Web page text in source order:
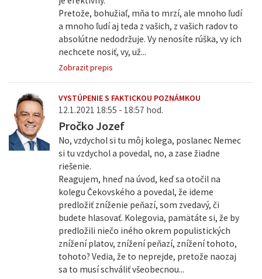
Pretože, bohužiaľ, mňa to mrzí, ale mnoho ľudí
a mnoho ľudí aj teda z vašich, z vašich radov to
absolútne nedodržuje. Vy nenosíte rúška, vy ich
nechcete nosiť, vy, už...
Zobrazit prepis
VYSTÚPENIE S FAKTICKOU POZNÁMKOU
12.1.2021 18:55 - 18:57 hod.
Pročko Jozef
No, vzdychol si tu môj kolega, poslanec Nemec
si tu vzdychol a povedal, no, a zase žiadne
riešenie.
Reagujem, hneď na úvod, keď sa otočil na
kolegu Čekovského a povedal, že ideme
predložiť zníženie peňazí, som zvedavý, či
budete hlasovať. Kolegovia, pamätáte si, že by
predložili niečo iného okrem populistických
znížení platov, znížení peňazí, znížení tohoto,
tohoto? Vedia, že to neprejde, pretože naozaj
sa to musí schváliť všeobecnou...